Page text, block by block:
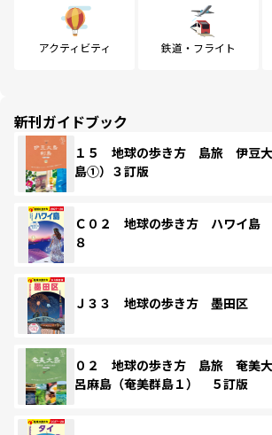
アクティビティ 鉄道・フライト
新刊ガイドブック
１５ 地球の歩き方 島旅 伊豆
島①）３訂版
Ｃ０２ 地球の歩き方 ハワイ島
８
Ｊ３３ 地球の歩き方 墨田区
０２ 地球の歩き方 島旅 奄美
呂麻島（奄美群島１） ５訂版